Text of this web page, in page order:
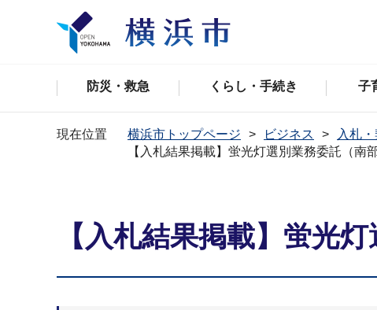
防災・救急 くらし・手続き 子
現在位置 横浜市トップページ ビジネス 入札
【入札結果掲載】蛍光灯選別業務委託（南部
【入札結果掲載】蛍光